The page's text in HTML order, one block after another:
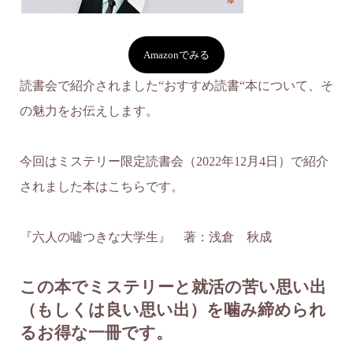
Amazonでみる
読書会で紹介されました“おすすめ読書“本について、そ
の魅力をお伝えします。
今回はミステリー限定読書会（2022年12月4日）で紹介
されました本はこちらです。
『六人の嘘つきな大学生』 著：浅倉 秋成
この本でミステリーと就活の苦い思い出
（もしくは良い思い出）を噛み締められ
るお得な一冊です。